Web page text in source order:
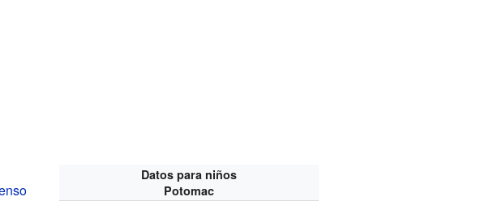
Datos para niños
Potomac